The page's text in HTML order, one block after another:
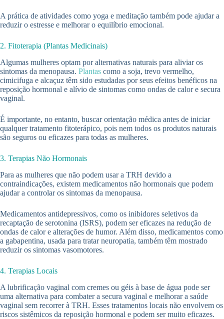
A prática de atividades como yoga e meditação também pode ajudar a
reduzir o estresse e melhorar o equilíbrio emocional.
2. Fitoterapia (Plantas Medicinais)
Algumas mulheres optam por alternativas naturais para aliviar os
sintomas da menopausa. Plantas como a soja, trevo vermelho,
cimicifuga e alcaçuz têm sido estudadas por seus efeitos benéficos na
reposição hormonal e alívio de sintomas como ondas de calor e secura
vaginal.
É importante, no entanto, buscar orientação médica antes de iniciar
qualquer tratamento fitoterápico, pois nem todos os produtos naturais
são seguros ou eficazes para todas as mulheres.
3. Terapias Não Hormonais
Para as mulheres que não podem usar a TRH devido a
contraindicações, existem medicamentos não hormonais que podem
ajudar a controlar os sintomas da menopausa.
Medicamentos antidepressivos, como os inibidores seletivos da
recaptação de serotonina (ISRS), podem ser eficazes na redução de
ondas de calor e alterações de humor. Além disso, medicamentos como
a gabapentina, usada para tratar neuropatia, também têm mostrado
reduzir os sintomas vasomotores.
4. Terapias Locais
A lubrificação vaginal com cremes ou géis à base de água pode ser
uma alternativa para combater a secura vaginal e melhorar a saúde
vaginal sem recorrer à TRH. Esses tratamentos locais não envolvem os
riscos sistêmicos da reposição hormonal e podem ser muito eficazes.